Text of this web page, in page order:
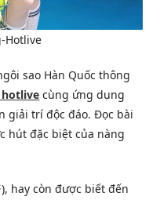
Hotlive
sao Hàn Quốc thông
cùng ứng dụng
giải trí độc đáo. Đọc bài
hút đặc biệt của nàng
hay còn được biết đến